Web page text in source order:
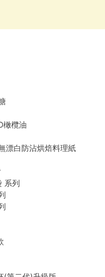
橄欖油
漂白防沾烘焙料理紙
系列